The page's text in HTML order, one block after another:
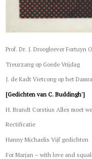
Prof. Dr. J. Droogleever Fortuyn
Treurzang op Goede Vrijdag
J. de Kadt Vietcong op het
[Gedichten van C. Buddingh']
H. Brandt Corstius Alles moet
Rectificatie
Hanny Michaelis Vijf gedichten
For Marjan – with love and